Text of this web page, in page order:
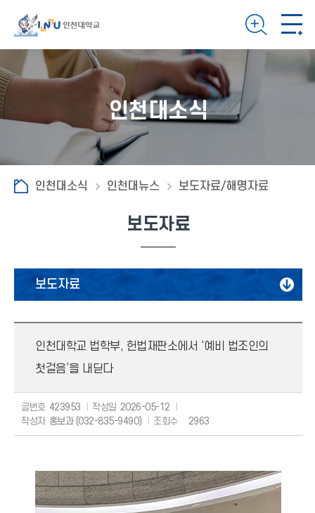
인천대소식
인천대소식 인천대뉴스 보도자료/해명자료
보도자료
보도자료
해명자료
인천대학교 법학부, 헌법재판소에서 ‘예비 법조인의
첫걸음’을 내딛다
글번호 423953 작성일 2026-05-12
작성자 홍보과 (032-835-9490) 조회수 2963